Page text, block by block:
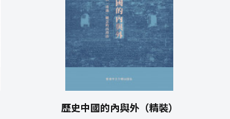
歷史中國的內與外（精裝）